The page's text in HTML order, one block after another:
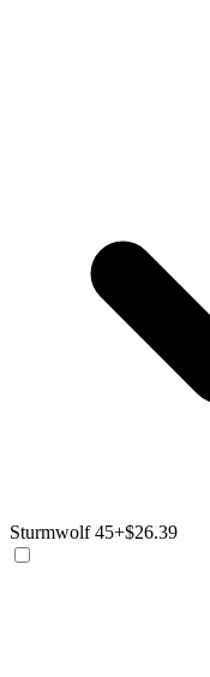
Sturmwolf 45+$26.39